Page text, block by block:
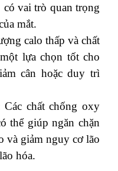
vai trò quan trọng
mắt.
calo thấp và chất
lựa chọn tốt cho
cân hoặc duy trì
Các chất chống oxy
thể giúp ngăn chặn
và giảm nguy cơ lão
hóa.